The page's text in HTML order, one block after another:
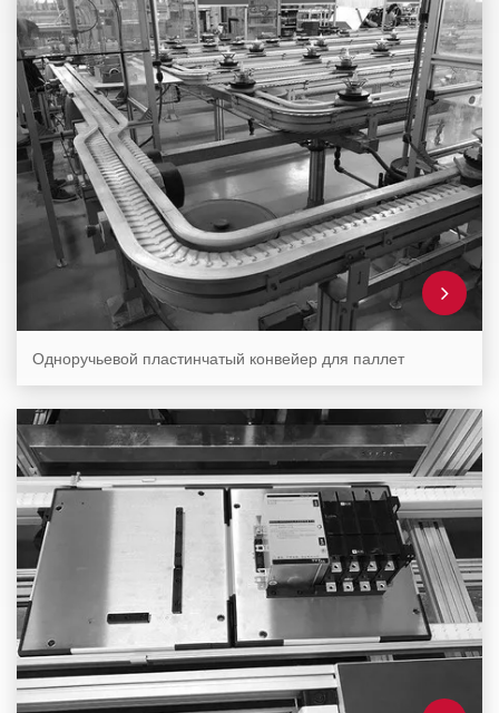
Одноручьевой пластинчатый конвейер для паллет